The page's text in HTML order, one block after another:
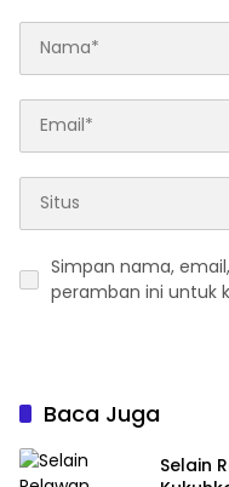
Simpan nama,
peramban ini untuk
Baca Juga
Selain